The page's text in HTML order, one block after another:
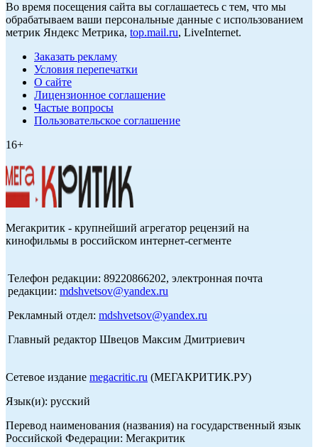
Во время посещения сайта вы соглашаетесь с тем, что мы
обрабатываем ваши персональные данные с использованием
метрик Яндекс Метрика, top.mail.ru, LiveInternet.
Заказать рекламу
Условия перепечатки
О сайте
Лицензионное соглашение
Частые вопросы
Пользовательское соглашение
16+
Мегакритик - крупнейший агрегатор рецензий на
кинофильмы в российском интернет-сегменте
Телефон редакции: 89220866202, электронная почта
редакции: mdshvetsov@yandex.ru
Рекламный отдел: mdshvetsov@yandex.ru
Главный редактор Швецов Максим Дмитриевич
Сетевое издание megacritic.ru (МЕГАКРИТИК.РУ)
Язык(и): русский
Перевод наименования (названия) на государственный язык
Российской Федерации: Мегакритик